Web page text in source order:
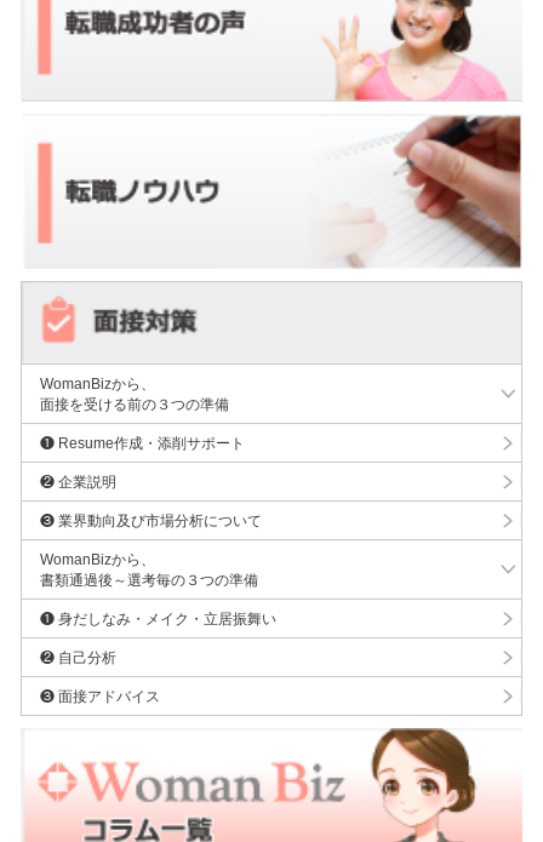
WomanBizから、
面接を受ける前の３つの準備
❶ Resume作成・添削サポート
❷ 企業説明
❸ 業界動向及び市場分析について
WomanBizから、
書類通過後～選考毎の３つの準備
❶ 身だしなみ・メイク・立居振舞い
❷ 自己分析
❸ 面接アドバイス